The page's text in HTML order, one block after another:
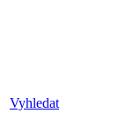
Vyhledat